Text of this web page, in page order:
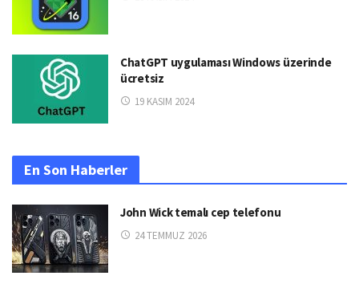
ChatGPT uygulaması Windows üzerinde
ücretsiz
19 KASIM 2024
En Son Haberler
John Wick temalı cep telefonu
24 TEMMUZ 2026